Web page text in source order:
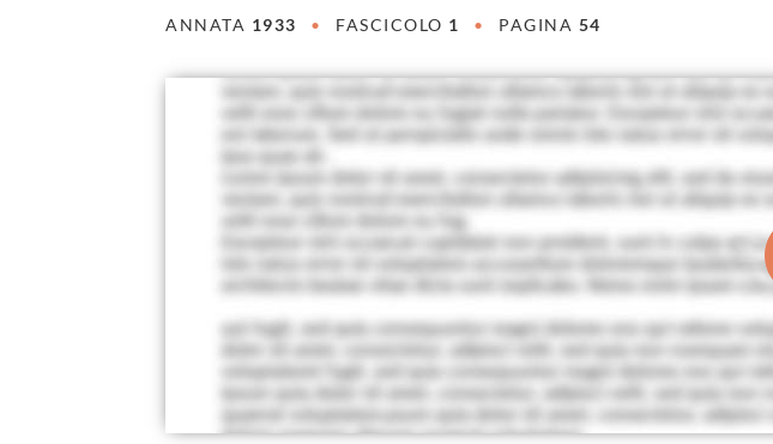
ANNATA 1933 • FASCICOLO 1 • PAGINA 54